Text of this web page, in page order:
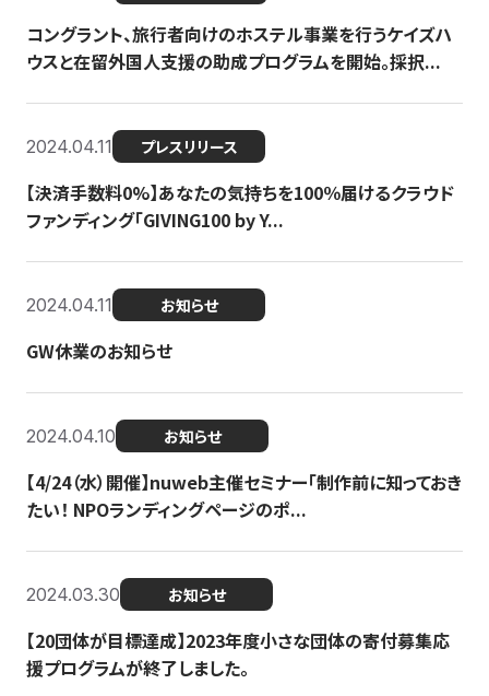
コングラント、旅行者向けのホステル事業を行うケイズハ
ウスと在留外国人支援の助成プログラムを開始。採択...
2024.04.11 プレスリリース
【決済手数料0%】あなたの気持ちを100％届けるクラウド
ファンディング「GIVING100 by Y...
2024.04.11 お知らせ
GW休業のお知らせ
2024.04.10 お知らせ
【4/24（水）開催】nuweb主催セミナー「制作前に知っておき
たい！ NPOランディングページのポ...
2024.03.30 お知らせ
【20団体が目標達成】2023年度小さな団体の寄付募集応
援プログラムが終了しました。